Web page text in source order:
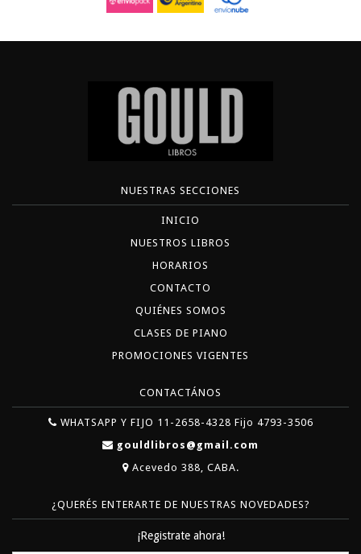
NUESTRAS SECCIONES
INICIO
NUESTROS LIBROS
HORARIOS
CONTACTO
QUIÉNES SOMOS
CLASES DE PIANO
PROMOCIONES VIGENTES
CONTACTÁNOS
WHATSAPP Y FIJO 11-2658-4328 Fijo 4793-3506
gouldlibros@gmail.com
Acevedo 388, CABA.
¿QUERÉS ENTERARTE DE NUESTRAS NOVEDADES?
¡Registrate ahora!